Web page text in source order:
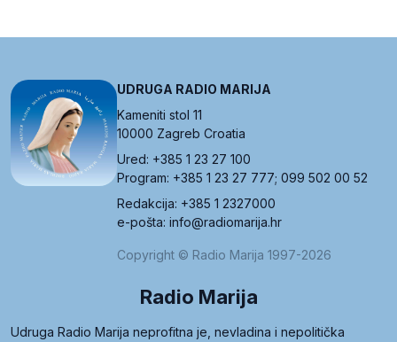
UDRUGA RADIO MARIJA
Kameniti stol 11
10000 Zagreb Croatia
Ured: +385 1 23 27 100
Program: +385 1 23 27 777; 099 502 00 52
Redakcija: +385 1 2327000
e-pošta: info@radiomarija.hr
Copyright © Radio Marija 1997-2026
Radio Marija
Udruga Radio Marija neprofitna je, nevladina i nepolitička